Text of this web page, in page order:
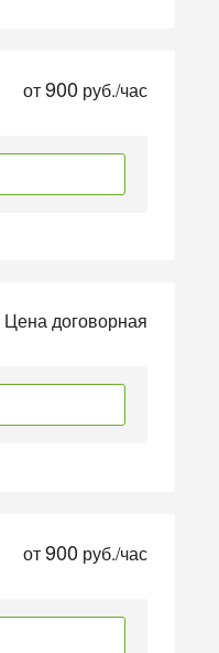
от900 руб./час
Цена договорная
от900 руб./час